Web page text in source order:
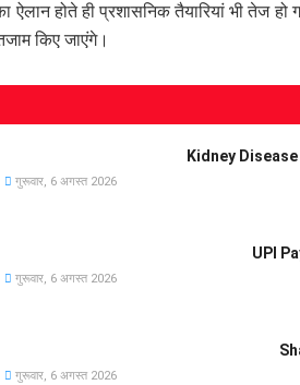
ऐलान होते ही प्रशासनिक तैयारियां भी तेज
किए जाएंगे।
Kidney Disease
गुरूवार, 6 अगस्त 2026
UPI
गुरूवार, 6 अगस्त 2026
गुरूवार, 6 अगस्त 2026